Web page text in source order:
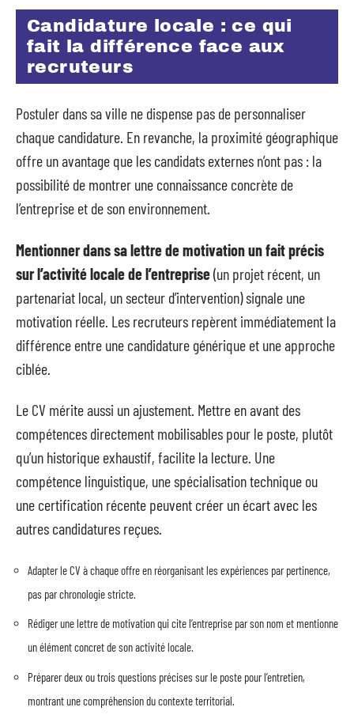
Candidature locale : ce qui
fait la différence face aux
recruteurs
Postuler dans sa ville ne dispense pas de personnaliser
chaque candidature. En revanche, la proximité géographique
offre un avantage que les candidats externes n’ont pas : la
possibilité de montrer une connaissance concrète de
l’entreprise et de son environnement.
Mentionner dans sa lettre de motivation un fait précis
sur l’activité locale de l’entreprise(un projet récent, un
partenariat local, un secteur d’intervention) signale une
motivation réelle. Les recruteurs repèrent immédiatement la
différence entre une candidature générique et une approche
ciblée.
Le CV mérite aussi un ajustement. Mettre en avant des
compétences directement mobilisables pour le poste, plutôt
qu’un historique exhaustif, facilite la lecture. Une
compétence linguistique, une spécialisation technique ou
une certification récente peuvent créer un écart avec les
autres candidatures reçues.
Adapter le CV à chaque offre en réorganisant les expériences par pertinence,
pas par chronologie stricte.
Rédiger une lettre de motivation qui cite l’entreprise par son nom et mentionne
un élément concret de son activité locale.
Préparer deux ou trois questions précises sur le poste pour l’entretien,
montrant une compréhension du contexte territorial.